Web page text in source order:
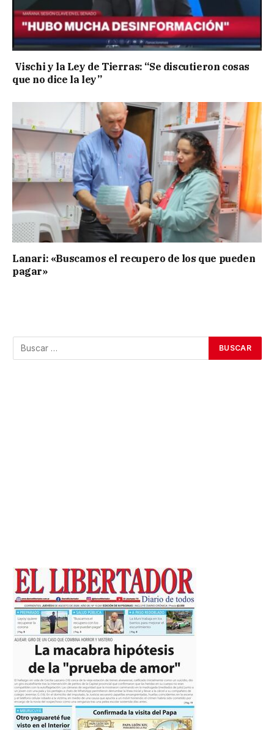
Vischi y la Ley de Tierras: “Se discutieron cosas
que no dice la ley”
Lanari: «Buscamos el recupero de los que pueden
pagar»